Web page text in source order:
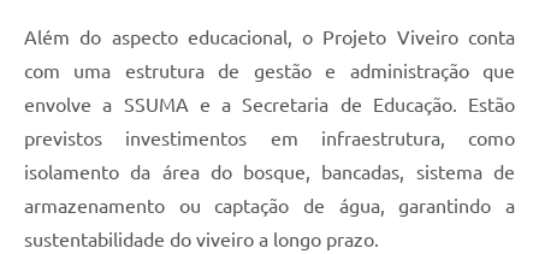
Além do aspecto educacional, o Projeto Viveiro conta
com uma estrutura de gestão e administração que
envolve a SSUMA e a Secretaria de Educação. Estão
previstos investimentos em infraestrutura, como
isolamento da área do bosque, bancadas, sistema de
armazenamento ou captação de água, garantindo a
sustentabilidade do viveiro a longo prazo.